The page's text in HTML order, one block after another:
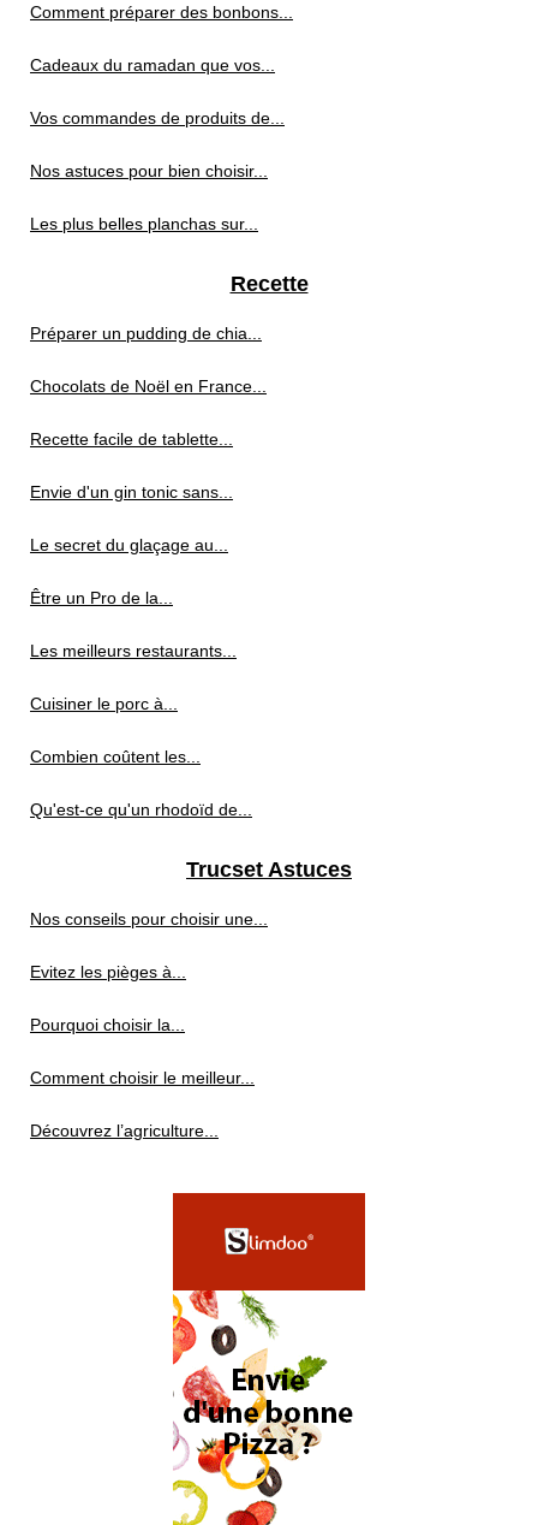
Comment préparer des bonbons...
Cadeaux du ramadan que vos...
Vos commandes de produits de...
Nos astuces pour bien choisir...
Les plus belles planchas sur...
Recette
Préparer un pudding de chia...
Chocolats de Noël en France...
Recette facile de tablette...
Envie d'un gin tonic sans...
Le secret du glaçage au...
Être un Pro de la...
Les meilleurs restaurants...
Cuisiner le porc à...
Combien coûtent les...
Qu'est-ce qu'un rhodoïd de...
Trucset Astuces
Nos conseils pour choisir une...
Evitez les pièges à...
Pourquoi choisir la...
Comment choisir le meilleur...
Découvrez l’agriculture...